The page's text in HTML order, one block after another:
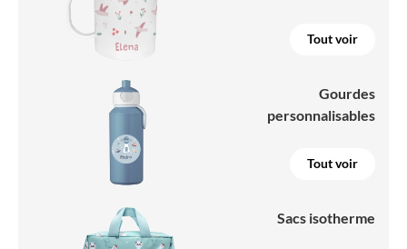
Tout voir
Gourdes
personnalisables
Tout voir
Sacs isotherme